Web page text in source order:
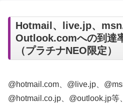
Hotmail、live.jp、
Outlook.comへの到達
（プラチナNEO限定）
@hotmail.com、@live.jp、
@hotmail.co.jp、@outlook.jp等